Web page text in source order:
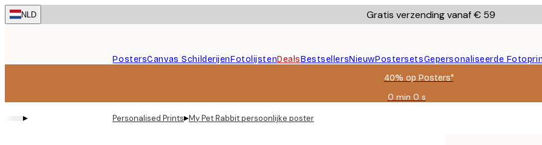
Skip
to
NLD Gratis verzending vanaf € 59
PostersCanvas SchilderijenFotolijstenDealsBestsellersNieuwPostersetsGepersonaliseerde
40% op Posters*
0 min 0 s
Geldig
▸ Personalised Prints▸My Pet Rabbit persoonlijke poster